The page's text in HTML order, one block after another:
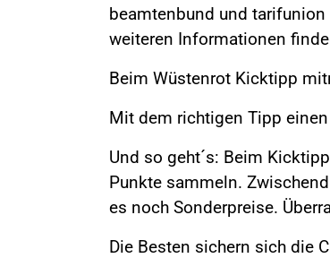
beamtenbund und
weiteren Informationen
Beim Wüstenrot Kicktipp
Mit dem richtigen Tipp
Und so geht´s: Beim
Punkte sammeln.
es noch Sonderpreise.
Die Besten sichern sich die